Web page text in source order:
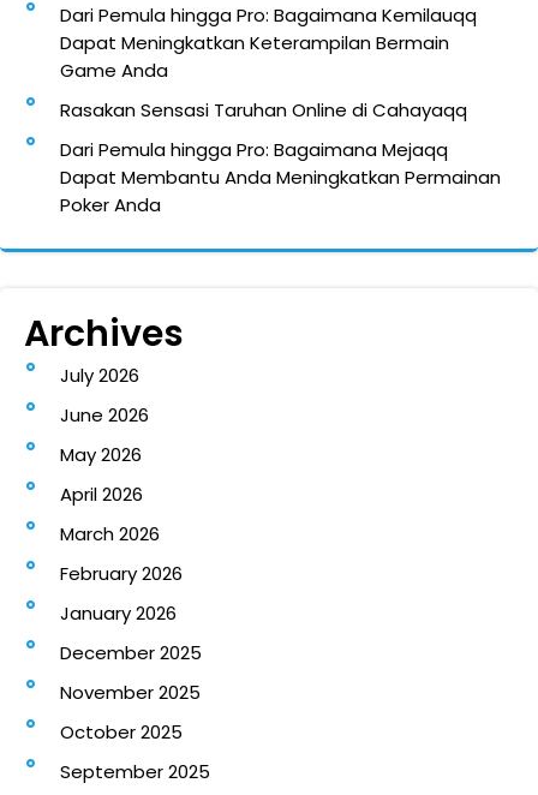
Dari Pemula hingga Pro: Bagaimana Kemilauqq
Dapat Meningkatkan Keterampilan Bermain
Game Anda
Rasakan Sensasi Taruhan Online di Cahayaqq
Dari Pemula hingga Pro: Bagaimana Mejaqq
Dapat Membantu Anda Meningkatkan Permainan
Poker Anda
Archives
July 2026
June 2026
May 2026
April 2026
March 2026
February 2026
January 2026
December 2025
November 2025
October 2025
September 2025